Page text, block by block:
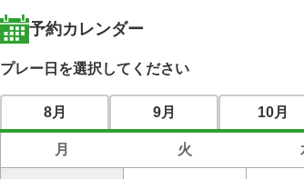
予約カレンダー
プレー日を選択してください
8月 9月 10月
月 火